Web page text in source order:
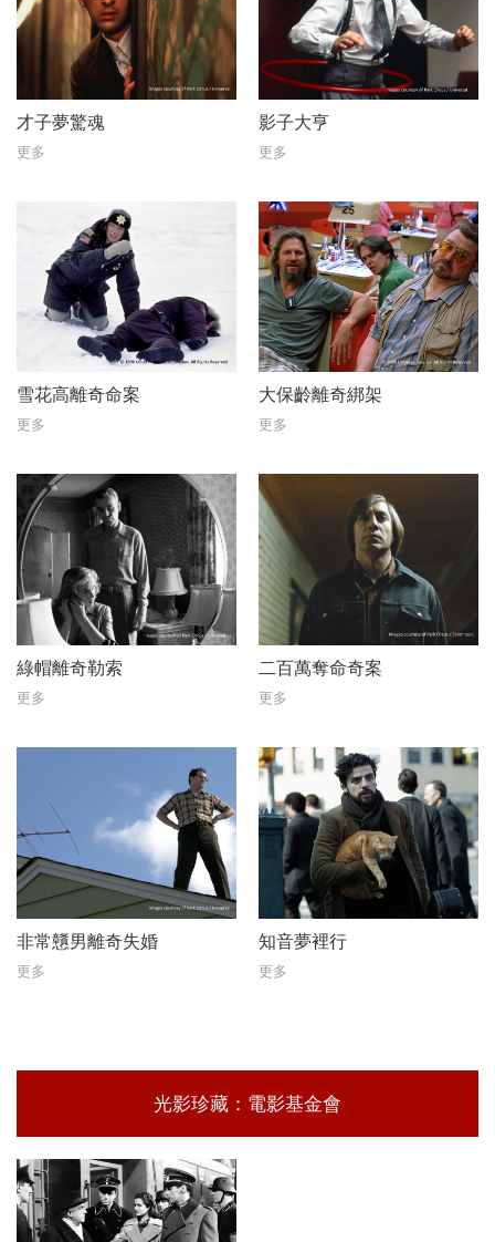
才子夢驚魂
更多
影子大亨
更多
雪花高離奇命案
更多
大保齡離奇綁架
更多
綠帽離奇勒索
更多
二百萬奪命奇案
更多
非常戇男離奇失婚
更多
知音夢裡行
更多
光影珍藏：電影基金會